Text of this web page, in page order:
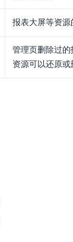
报表大屏等资源
管理页删除过的
资源可以还原或